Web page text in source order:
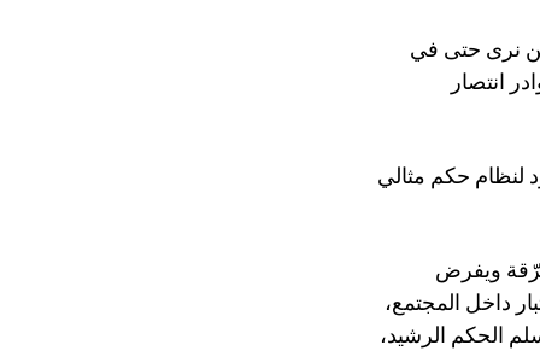
نرى حتى في
انتصار
لنظام حكم مثالي
ويفرض
داخل المجتمع،
الحكم الرشيد،